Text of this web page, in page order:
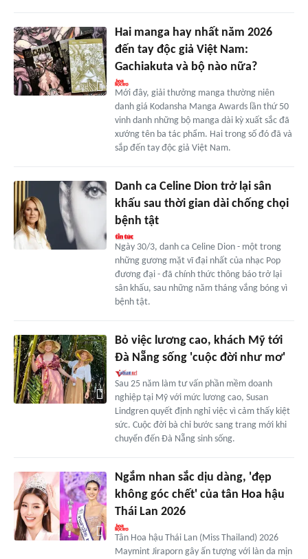
Hai manga hay nhất năm 2026
đến tay độc giả Việt Nam:
Gachiakuta và bộ nào nữa?
Mới đây, giải thưởng manga thường niên
danh giá Kodansha Manga Awards lần thứ 50
vinh danh những bộ manga dài kỳ xuất sắc đã
xướng tên ba tác phẩm. Hai trong số đó đã và
sắp đến tay độc giả Việt Nam.
Danh ca Celine Dion trở lại sân
khấu sau thời gian dài chống chọi
bệnh tật
Ngày 30/3, danh ca Celine Dion - một trong
những gương mặt vĩ đại nhất của nhạc Pop
đương đại - đã chính thức thông báo trở lại
sân khấu, sau những năm tháng vắng bóng vì
bệnh tật.
Bỏ việc lương cao, khách Mỹ tới
Đà Nẵng sống 'cuộc đời như mơ'
Sau 25 năm làm tư vấn phần mềm doanh
nghiệp tại Mỹ với mức lương cao, Susan
Lindgren quyết định nghỉ việc vì cảm thấy kiệt
sức. Cuộc đời bà chỉ bước sang trang mới khi
chuyển đến Đà Nẵng sinh sống.
Ngắm nhan sắc dịu dàng, 'đẹp
không góc chết' của tân Hoa hậu
Thái Lan 2026
Tân Hoa hậu Thái Lan (Miss Thailand) 2026
Maymint Jiraporn gây ấn tượng với làn da mịn